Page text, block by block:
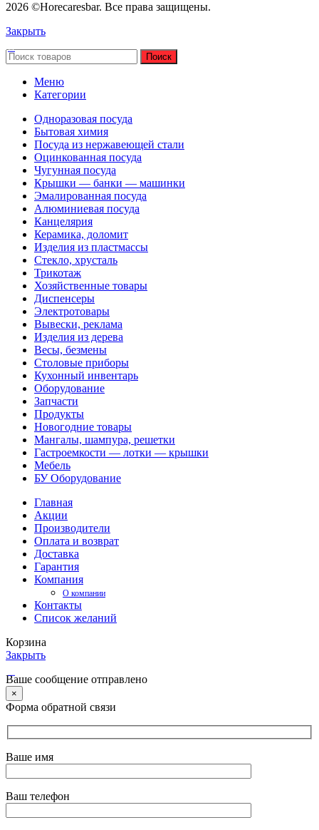
2026 ©Horecaresbar. Все права защищены.
Закрыть
Поиск
Меню
Категории
Одноразовая посуда
Бытовая химия
Посуда из нержавеющей стали
Оцинкованная посуда
Чугунная посуда
Крышки — банки — машинки
Эмалированная посуда
Алюминиевая посуда
Канцелярия
Керамика, доломит
Изделия из пластмассы
Стекло, хрусталь
Трикотаж
Хозяйственные товары
Диспенсеры
Электротовары
Вывески, реклама
Изделия из дерева
Весы, безмены
Столовые приборы
Кухонный инвентарь
Оборудование
Запчасти
Продукты
Новогодние товары
Мангалы, шампура, решетки
Гастроемкости — лотки — крышки
Мебель
БУ Оборудование
Главная
Акции
Производители
Оплата и возврат
Доставка
Гарантия
Компания
О компании
Контакты
Список желаний
Корзина
Закрыть
Ваше сообщение отправлено
×
Форма обратной связи
Ваше имя
Ваш телефон